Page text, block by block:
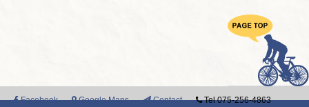
Facebook Google Maps Contact Tel 075-256-4863